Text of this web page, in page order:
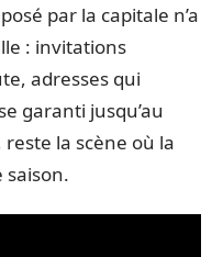
par la capitale n’a
: invitations
adresses qui
garanti jusqu’au
reste la scène où la
saison.